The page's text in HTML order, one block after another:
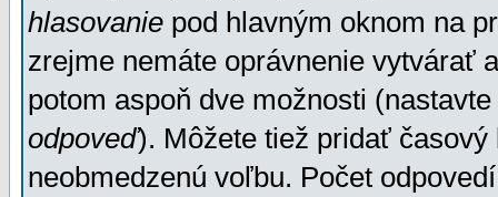
hlasovanie pod hlavným oknom na
zrejme nemáte oprávnenie vytvárať
potom aspoň dve možnosti
odpoveď). Môžete tiež pridať
neobmedzenú voľbu. Počet